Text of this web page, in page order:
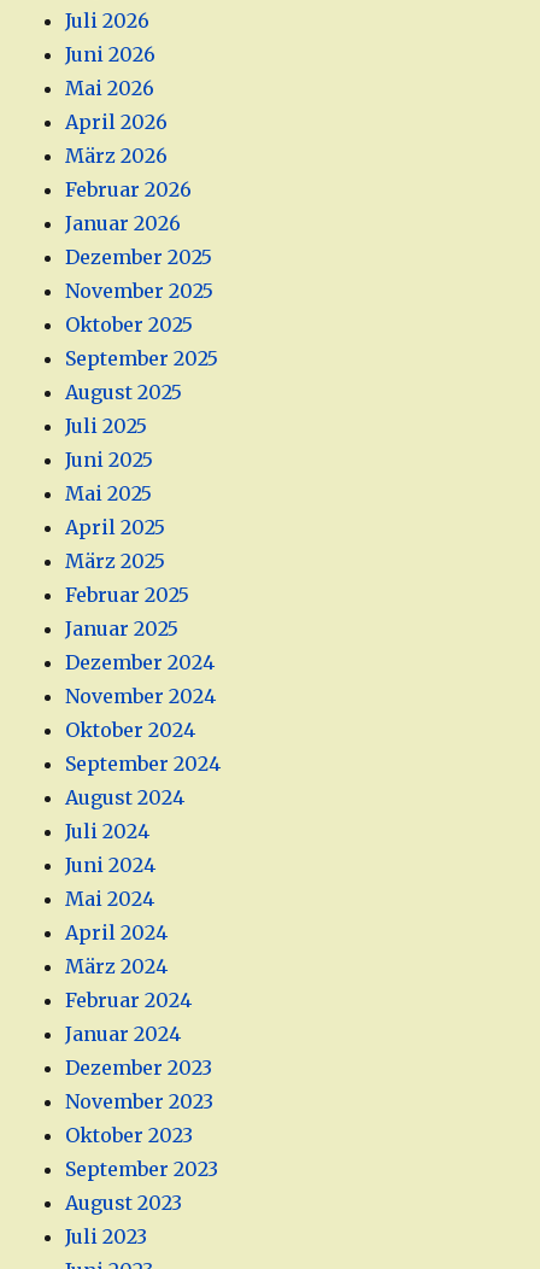
Juli 2026
Juni 2026
Mai 2026
April 2026
März 2026
Februar 2026
Januar 2026
Dezember 2025
November 2025
Oktober 2025
September 2025
August 2025
Juli 2025
Juni 2025
Mai 2025
April 2025
März 2025
Februar 2025
Januar 2025
Dezember 2024
November 2024
Oktober 2024
September 2024
August 2024
Juli 2024
Juni 2024
Mai 2024
April 2024
März 2024
Februar 2024
Januar 2024
Dezember 2023
November 2023
Oktober 2023
September 2023
August 2023
Juli 2023